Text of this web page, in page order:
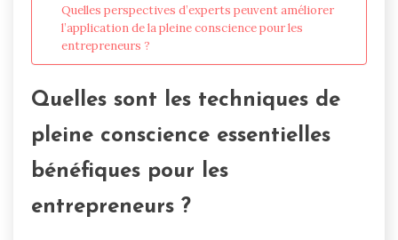
Quelles perspectives d’experts peuvent améliorer
l’application de la pleine conscience pour les
entrepreneurs ?
Quelles sont les techniques de
pleine conscience essentielles
bénéfiques pour les
entrepreneurs ?